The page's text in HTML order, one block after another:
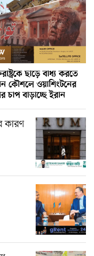
ছাড়ে বাধ্য করতে
কৌশলে ওয়াশিংটনের
চাপ বাড়াচ্ছে ইরান
কারণ